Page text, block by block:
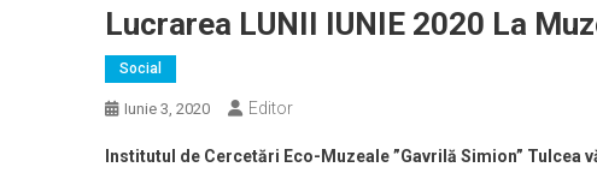
Lucrarea LUNII IUNIE 2020 La
Social
Iunie 3, 2020 Editor
Institutul de Cercetări Eco-Muzeale ”Gavrilă Simion” Tulcea